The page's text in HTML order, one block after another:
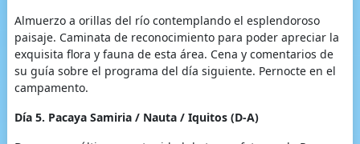
Almuerzo a orillas del río contemplando el esplendoroso
paisaje. Caminata de reconocimiento para poder apreciar la
exquisita flora y fauna de esta área. Cena y comentarios de
su guía sobre el programa del día siguiente. Pernocte en el
campamento.
Día 5. Pacaya Samiria / Nauta / Iquitos (D-A)